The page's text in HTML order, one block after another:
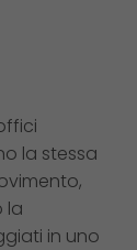
la stessa
la
in uno